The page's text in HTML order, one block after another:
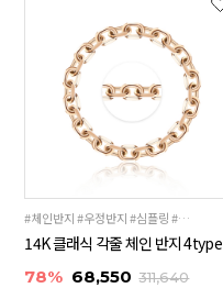
#체인반지 #우정반지 #심플링 #레이어드링
14K 클래식 각줄 체인 반지 4type
78% 68,550 311,640